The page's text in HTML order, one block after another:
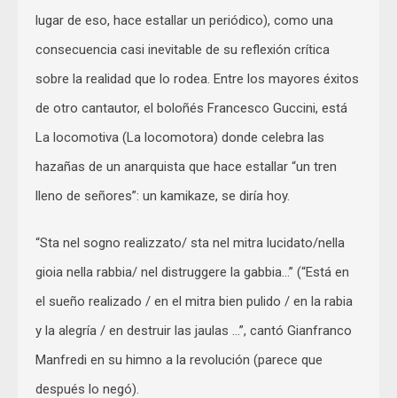
lugar de eso, hace estallar un periódico), como una
consecuencia casi inevitable de su reflexión crítica
sobre la realidad que lo rodea. Entre los mayores éxitos
de otro cantautor, el boloñés Francesco Guccini, está
La locomotiva (La locomotora) donde celebra las
hazañas de un anarquista que hace estallar “un tren
lleno de señores”: un kamikaze, se diría hoy.
“Sta nel sogno realizzato/ sta nel mitra lucidato/nella
gioia nella rabbia/ nel distruggere la gabbia…” (“Está en
el sueño realizado / en el mitra bien pulido / en la rabia
y la alegría / en destruir las jaulas …”, cantó Gianfranco
Manfredi en su himno a la revolución (parece que
después lo negó).